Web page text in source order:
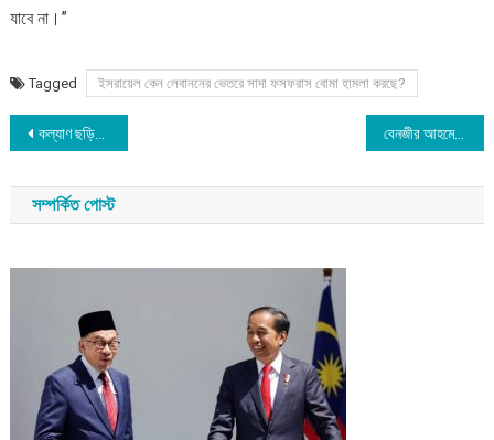
যাবে না।”
Tagged ইসরায়েল কেন লেবাননের ভেতরে সাদা ফসফরাস বোমা হামলা করছে?
Post
navigation
কল্যাণ ছড়িয়ে দিন, কাল আর নাও আসতে পারে : মুফতি মেনক বেনজীর আহমেদের দুর্নীতির অনুসন্ধান চেয়ে হাইকোর্টে রিট
সম্পর্কিত পোস্ট